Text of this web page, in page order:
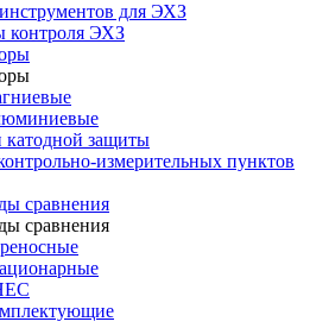
для ЭХЗ
контроля ЭХЗ
катодной защиты
измерительных пунктов
сравнения
сравнения